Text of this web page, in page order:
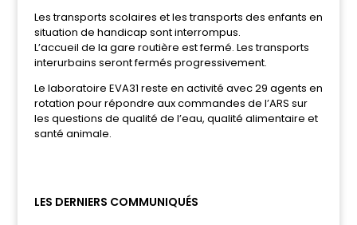
Les transports scolaires et les transports des enfants en
situation de handicap sont interrompus.
L’accueil de la gare routière est fermé. Les transports
interurbains seront fermés progressivement.
Le laboratoire EVA31 reste en activité avec 29 agents en
rotation pour répondre aux commandes de l’ARS sur
les questions de qualité de l’eau, qualité alimentaire et
santé animale.
LES DERNIERS COMMUNIQUÉS